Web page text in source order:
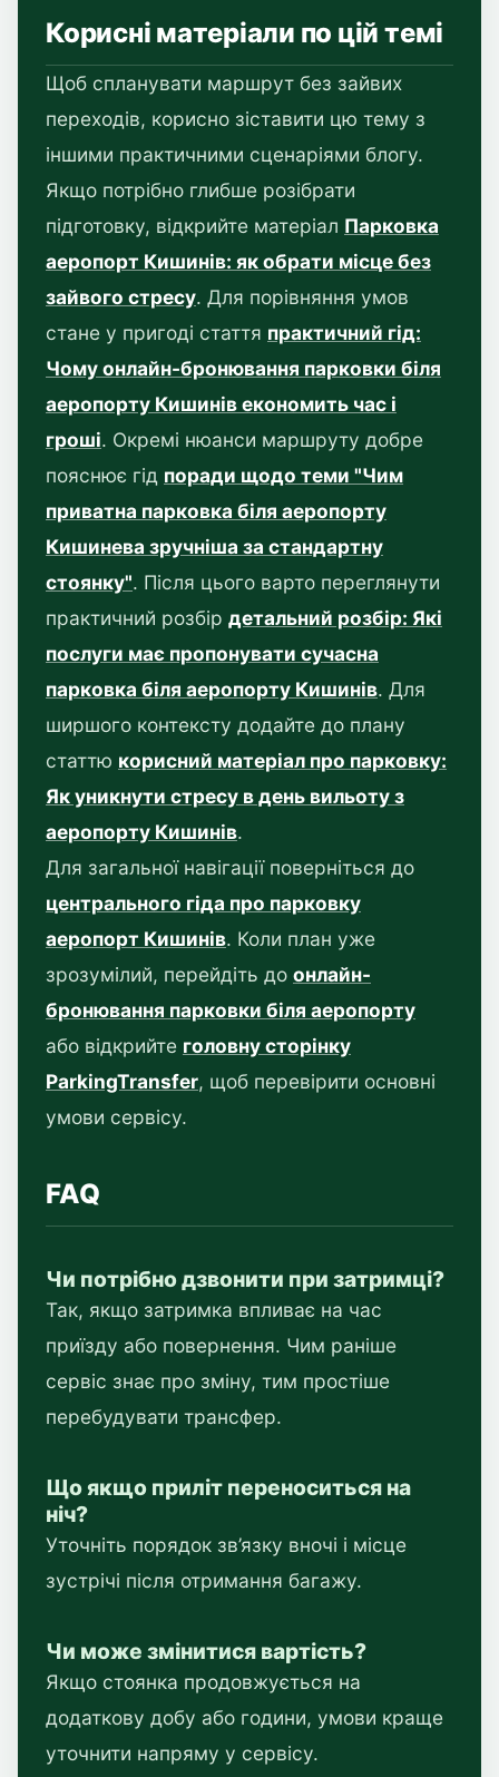
Корисні матеріали по цій темі
Щоб спланувати маршрут без зайвих
переходів, корисно зіставити цю тему з
іншими практичними сценаріями блогу.
Якщо потрібно глибше розібрати
підготовку, відкрийте матеріал Парковка
аеропорт Кишинів: як обрати місце без
зайвого стресу. Для порівняння умов
стане у пригоді стаття практичний гід:
Чому онлайн-бронювання парковки біля
аеропорту Кишинів економить час і
гроші. Окремі нюанси маршруту добре
пояснює гід поради щодо теми "Чим
приватна парковка біля аеропорту
Кишинева зручніша за стандартну
стоянку". Після цього варто переглянути
практичний розбір детальний розбір: Які
послуги має пропонувати сучасна
парковка біля аеропорту Кишинів. Для
ширшого контексту додайте до плану
статтю корисний матеріал про парковку:
Як уникнути стресу в день вильоту з
аеропорту Кишинів.
Для загальної навігації поверніться до
центрального гіда про парковку
аеропорт Кишинів. Коли план уже
зрозумілий, перейдіть до онлайн-
бронювання парковки біля аеропорту
або відкрийте головну сторінку
ParkingTransfer, щоб перевірити основні
умови сервісу.
FAQ
Чи потрібно дзвонити при затримці?
Так, якщо затримка впливає на час
приїзду або повернення. Чим раніше
сервіс знає про зміну, тим простіше
перебудувати трансфер.
Що якщо приліт переноситься на
ніч?
Уточніть порядок зв’язку вночі і місце
зустрічі після отримання багажу.
Чи може змінитися вартість?
Якщо стоянка продовжується на
додаткову добу або години, умови краще
уточнити напряму у сервісу.